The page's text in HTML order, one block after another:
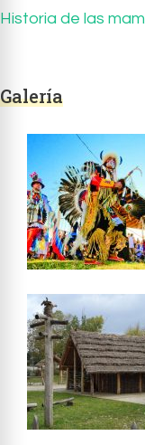
Historia de las
Galería